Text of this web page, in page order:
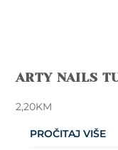
ARTY NAILS
2,20KM
PROČITAJ VIŠE